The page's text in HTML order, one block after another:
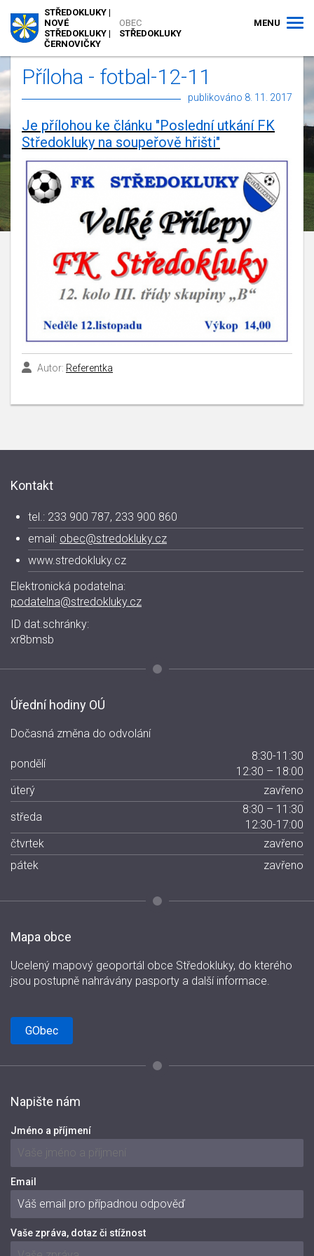
OBEC
STŘEDOKLUKY
STŘEDOKLUKY |
NOVÉ
STŘEDOKLUKY |
ČERNOVIČKY
MENU
Příloha - fotbal-12-11
publikováno 8. 11. 2017
Je přílohou ke článku "Poslední utkání FK
Středokluky na soupeřově hřišti"
Autor: Referentka
Kontakt
tel.: 233 900 787, 233 900 860
email: obec@stredokluky.cz
www.stredokluky.cz
Elektronická podatelna:
podatelna@stredokluky.cz
ID dat.schránky:
xr8bmsb
Úřední hodiny OÚ
Dočasná změna do odvolání
pondělí
8:30-11:30
12:30 – 18:00
úterý
zavřeno
středa
8:30 – 11:30
12:30-17:00
čtvrtek
zavřeno
pátek
zavřeno
Mapa obce
Ucelený mapový geoportál obce Středokluky, do kterého
jsou postupně nahrávány pasporty a další informace.
GObec
Napište nám
Jméno a příjmení
Email
Vaše zpráva, dotaz či stížnost